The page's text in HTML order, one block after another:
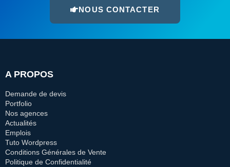
NOUS CONTACTER
A PROPOS
Demande de devis
Portfolio
Nos agences
Actualités
Emplois
Tuto Wordpress
Conditions Générales de Vente
Politique de Confidentialité